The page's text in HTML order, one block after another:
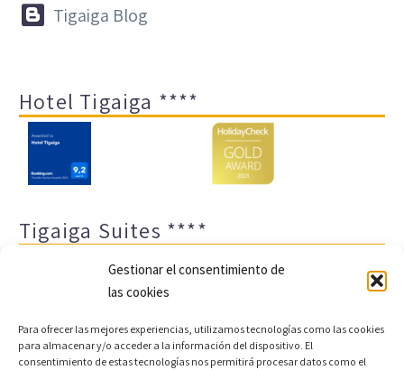
Gestionar el consentimiento de
las cookies
Para ofrecer las mejores experiencias, utilizamos tecnologías como las cookies
para almacenar y/o acceder a la información del dispositivo. El
consentimiento de estas tecnologías nos permitirá procesar datos como el

 Tigaiga Blog
Hotel Tigaiga ****
Tigaiga Suites ****